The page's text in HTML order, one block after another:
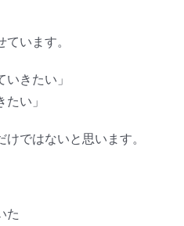
います。
いきたい」
い」
ではないと思います。
た